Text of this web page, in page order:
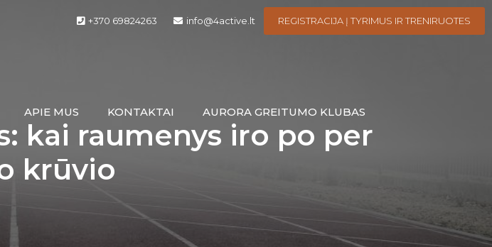
+370 69824263 info@4active.lt REGISTRACIJA Į TYRIMUS IR TRENIRUOTES
APIE MUS KONTAKTAI AURORA GREITUMO KLUBAS
kai raumenys iro po per
krūvio